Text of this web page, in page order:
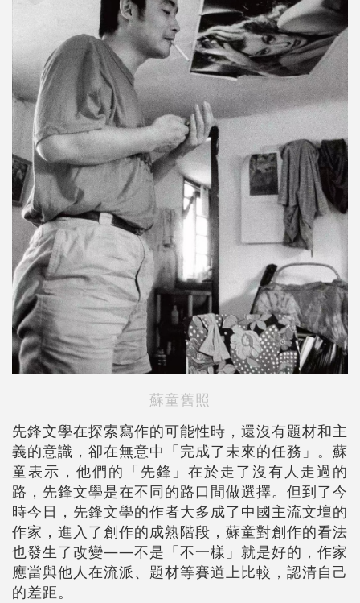
蘇童舊照
先鋒文學在探索寫作的可能性時，還沒有題材和主
義的意識，卻在無意中「完成了未來的任務」。蘇
童表示，他們的「先鋒」在於走了沒有人走過的
路，先鋒文學是在不同的路口間做選擇。但到了今
時今日，先鋒文學的作者大多成了中國主流文壇的
作家，進入了創作的成熟階段，蘇童對創作的看法
也發生了改變——不是「不一樣」就是好的，作家
應當與他人在流派、題材等賽道上比較，認清自己
的差距。